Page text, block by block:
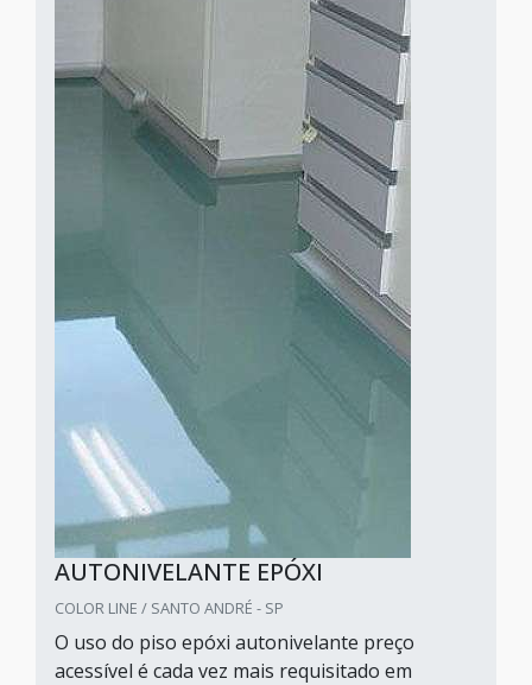
AUTONIVELANTE EPÓXI
COLOR LINE / SANTO ANDRÉ - SP
O uso do piso epóxi autonivelante preço
acessível é cada vez mais requisitado em